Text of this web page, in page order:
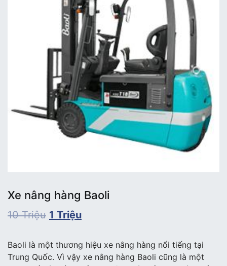
Xe nâng hàng Baoli
10Triệu 1 Triệu
Baoli là một thương hiệu xe nâng hàng nổi tiếng tại
Trung Quốc. Vì vậy xe nâng hàng Baoli cũng là một